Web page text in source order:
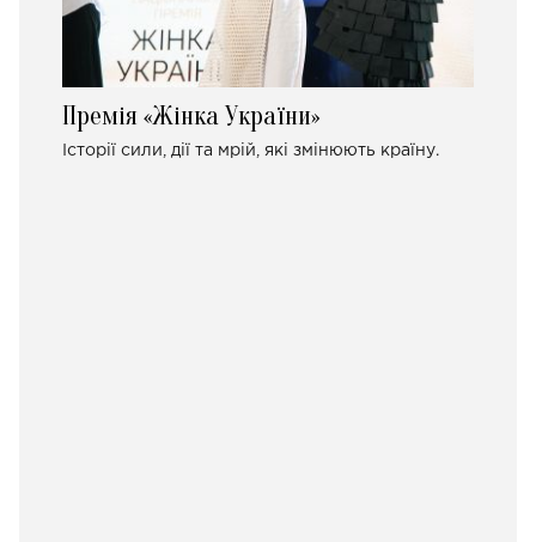
Премія «Жінка України»
Історії сили, дії та мрій, які змінюють країну.